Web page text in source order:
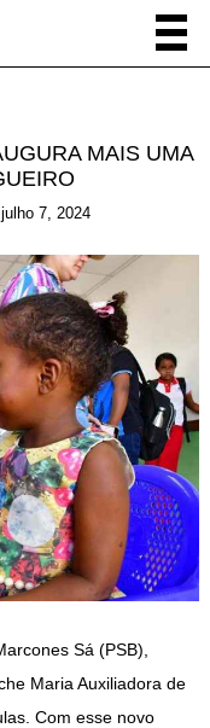
MAIS UMA
7, 2024
Sá (PSB),
Maria Auxiliadora de
Com esse novo